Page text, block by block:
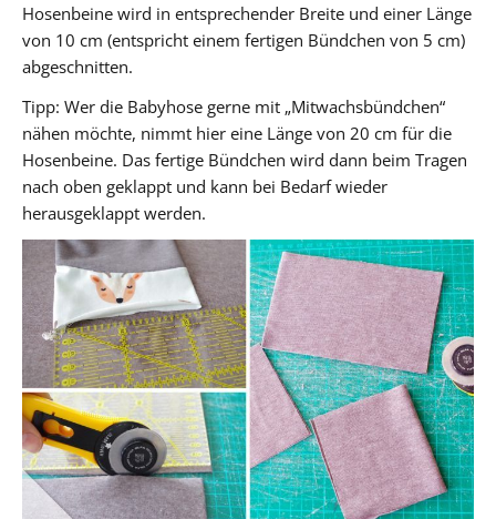
Hosenbeine wird in entsprechender Breite und einer Länge
von 10 cm (entspricht einem fertigen Bündchen von 5 cm)
abgeschnitten.
Tipp: Wer die Babyhose gerne mit „Mitwachsbündchen“
nähen möchte, nimmt hier eine Länge von 20 cm für die
Hosenbeine. Das fertige Bündchen wird dann beim Tragen
nach oben geklappt und kann bei Bedarf wieder
herausgeklappt werden.